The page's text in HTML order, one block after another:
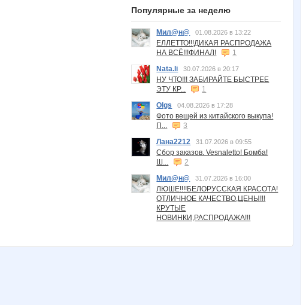
Популярные за неделю
Мил@н@ 01.08.2026 в 13:22
ЕЛЛЕТТО!!!ДИКАЯ РАСПРОДАЖА
НА ВСЁ!!!ФИНАЛ!
1
Nata.li
30.07.2026 в 20:17
НУ ЧТО!!! ЗАБИРАЙТЕ БЫСТРЕЕ
ЭТУ КР...
1
Olgs
04.08.2026 в 17:28
Фото вещей из китайского выкупа!
П...
3
Лана2212
31.07.2026 в 09:55
Сбор заказов. Vesnaletto! Бомба!
Ш...
2
Мил@н@
31.07.2026 в 16:00
ЛЮШЕ!!!!БЕЛОРУССКАЯ КРАСОТА!
ОТЛИЧНОЕ КАЧЕСТВО,ЦЕНЫ!!!
КРУТЫЕ
НОВИНКИ,РАСПРОДАЖА!!!